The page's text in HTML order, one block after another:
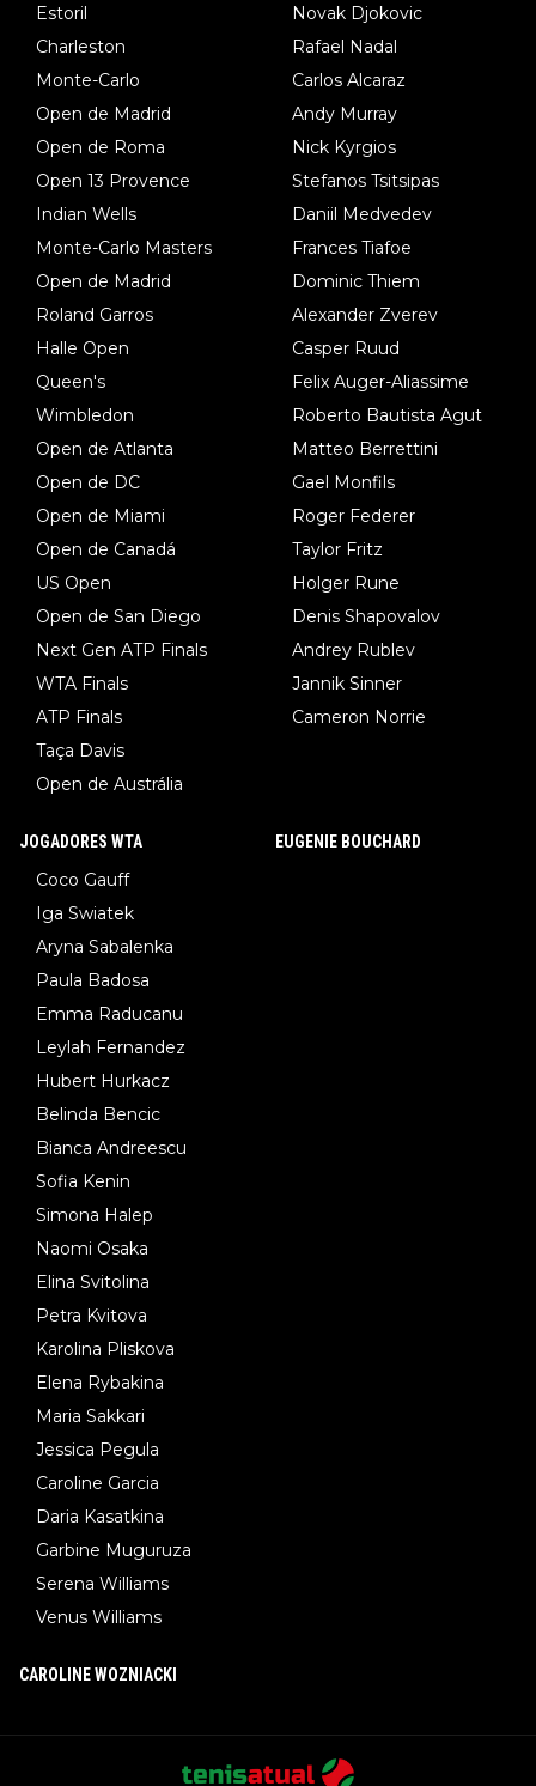
Estoril
Charleston
Monte-Carlo
Open de Madrid
Open de Roma
Open 13 Provence
Indian Wells
Monte-Carlo Masters
Open de Madrid
Roland Garros
Halle Open
Queen's
Wimbledon
Open de Atlanta
Open de DC
Open de Miami
Open de Canadá
US Open
Open de San Diego
Next Gen ATP Finals
WTA Finals
ATP Finals
Taça Davis
Open de Austrália
Novak Djokovic
Rafael Nadal
Carlos Alcaraz
Andy Murray
Nick Kyrgios
Stefanos Tsitsipas
Daniil Medvedev
Frances Tiafoe
Dominic Thiem
Alexander Zverev
Casper Ruud
Felix Auger-Aliassime
Roberto Bautista Agut
Matteo Berrettini
Gael Monfils
Roger Federer
Taylor Fritz
Holger Rune
Denis Shapovalov
Andrey Rublev
Jannik Sinner
Cameron Norrie
JOGADORES WTA
Coco Gauff
Iga Swiatek
Aryna Sabalenka
Paula Badosa
Emma Raducanu
Leylah Fernandez
Hubert Hurkacz
Belinda Bencic
Bianca Andreescu
Sofia Kenin
Simona Halep
Naomi Osaka
Elina Svitolina
Petra Kvitova
Karolina Pliskova
Elena Rybakina
Maria Sakkari
Jessica Pegula
Caroline Garcia
Daria Kasatkina
Garbine Muguruza
Serena Williams
Venus Williams
EUGENIE BOUCHARD
CAROLINE WOZNIACKI